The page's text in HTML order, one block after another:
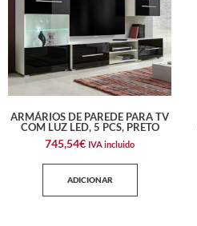
ARMÁRIOS DE PAREDE PARA TV
COM LUZ LED, 5 PCS, PRETO
745,54€ IVA incluido
ADICIONAR